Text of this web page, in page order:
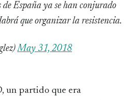
de España ya se han conjurado
que organizar la resistencia.
May 31, 2018
un partido que era